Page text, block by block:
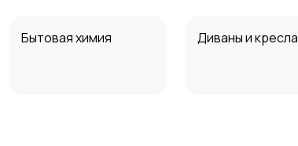
Бытовая химия Диваны и кресла